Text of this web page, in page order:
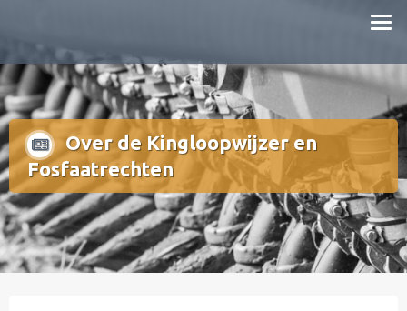
inhoud
Over de Kingloopwijzer en
Fosfaatrechten